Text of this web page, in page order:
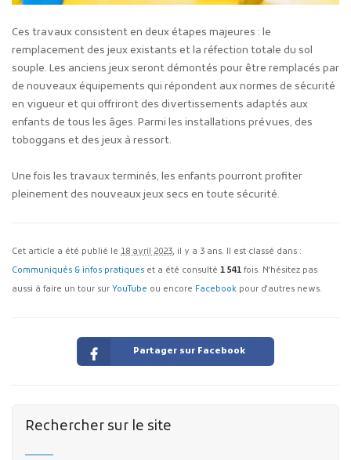
Ces travaux consistent en deux étapes majeures : le
remplacement des jeux existants et la réfection totale du sol
souple. Les anciens jeux seront démontés pour être remplacés par
de nouveaux équipements qui répondent aux normes de sécurité
en vigueur et qui offriront des divertissements adaptés aux
enfants de tous les âges. Parmi les installations prévues, des
toboggans et des jeux à ressort.
Une fois les travaux terminés, les enfants pourront profiter
pleinement des nouveaux jeux secs en toute sécurité.
Cet article a été publié le 18 avril 2023, il y a 3 ans. Il est classé dans :
Communiqués & infos pratiques et a été consulté 1 541 fois. N'hésitez pas
aussi à faire un tour sur YouTube ou encore Facebook pour d'autres news.
Partager sur Facebook
Rechercher sur le site